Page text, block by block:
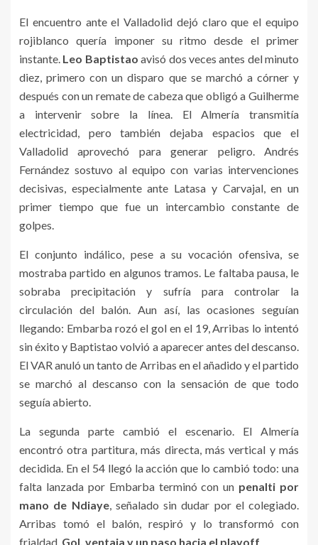
El encuentro ante el Valladolid dejó claro que el equipo
rojiblanco quería imponer su ritmo desde el primer
instante. Leo Baptistao avisó dos veces antes del minuto
diez, primero con un disparo que se marchó a córner y
después con un remate de cabeza que obligó a Guilherme
a intervenir sobre la línea. El Almería transmitía
electricidad, pero también dejaba espacios que el
Valladolid aprovechó para generar peligro. Andrés
Fernández sostuvo al equipo con varias intervenciones
decisivas, especialmente ante Latasa y Carvajal, en un
primer tiempo que fue un intercambio constante de
golpes.
El conjunto indálico, pese a su vocación ofensiva, se
mostraba partido en algunos tramos. Le faltaba pausa, le
sobraba precipitación y sufría para controlar la
circulación del balón. Aun así, las ocasiones seguían
llegando: Embarba rozó el gol en el 19, Arribas lo intentó
sin éxito y Baptistao volvió a aparecer antes del descanso.
El VAR anuló un tanto de Arribas en el añadido y el partido
se marchó al descanso con la sensación de que todo
seguía abierto.
La segunda parte cambió el escenario. El Almería
encontró otra partitura, más directa, más vertical y más
decidida. En el 54 llegó la acción que lo cambió todo: una
falta lanzada por Embarba terminó con un penalti por
mano de Ndiaye, señalado sin dudar por el colegiado.
Arribas tomó el balón, respiró y lo transformó con
frialdad. Gol, ventaja y un paso hacia el playoff